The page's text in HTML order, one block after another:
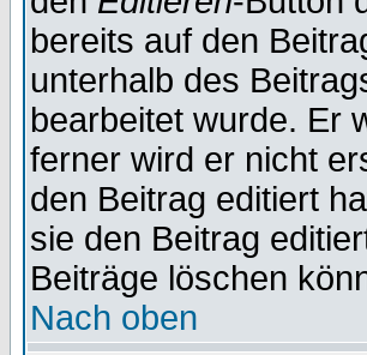
bereits auf den
unterhalb des
bearbeitet wurde. Er
ferner wird er nicht
den Beitrag editiert
sie den Beitrag
Beiträge löschen
Nach oben